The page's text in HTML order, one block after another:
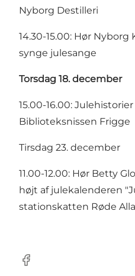
Nyborg Destilleri
14.30-15.00: Hør
synge julesange
Torsdag 18. december
15.00-16.00:
Biblioteksnissen Frigge
Tirsdag 23. december
11.00-12.00: Hør Betty
højt af julekalenderen
stationskatten Røde
Facebook